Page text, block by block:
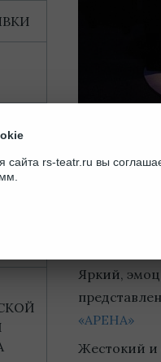
Яркий,
«АРЕНА»
Жестокий и
сайта rs-teatr.ru вы